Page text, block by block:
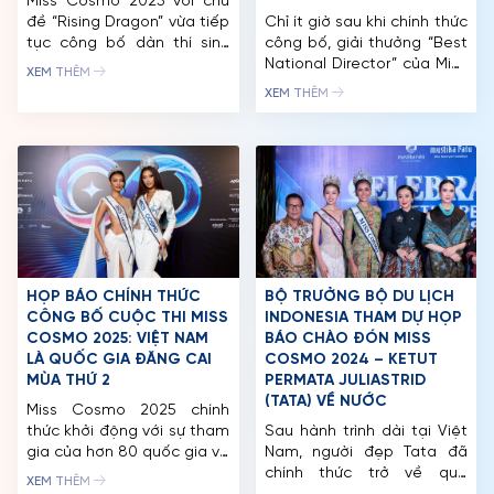
TRANG CHỦ
MCO
CUỘC THI
đề “Rising Dragon” vừa tiếp
tục công bố dàn thí sinh
mới, quy tụ những gương
nghiên cứu sinh Tiến sĩ,
chuyên gia công nghệ đến
các nhà hoạt động cộng
đồng. Chỉ […]
XEM THÊM
Chỉ ít giờ sau khi chính thức
công bố, giải thưởng “Best
National Director” của Miss
Cosmo 2025 đã nhanh
đồng sắc đẹp toàn cầu,
thu hút hàng nghìn lượt
quan tâm và chia sẻ trên
các nền tảng truyền thông
quốc tế. Ban Tổ […]
XEM THÊM
HỌP BÁO CHÍNH THỨC
CÔNG BỐ CUỘC THI MISS
COSMO 2025: VIỆT NAM
LÀ QUỐC GIA ĐĂNG CAI
MÙA THỨ 2
Miss Cosmo 2025 chính
thức khởi động với sự tham
gia của hơn 80 quốc gia và
vùng lãnh thổ trên thế giới.
XEM THÊM
BỘ TRƯỞNG BỘ DU LỊCH
INDONESIA THAM DỰ HỌP
BÁO CHÀO ĐÓN MISS
COSMO 2024 – KETUT
PERMATA JULIASTRID
(TATA) VỀ NƯỚC
Sau hành trình dài tại Việt
Nam, người đẹp Tata đã
chính thức trở về quê